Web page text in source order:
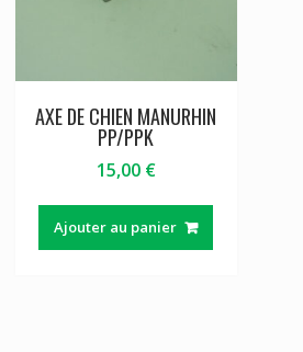
AXE DE CHIEN MANURHIN
PP/PPK
15,00 €
Ajouter au panier